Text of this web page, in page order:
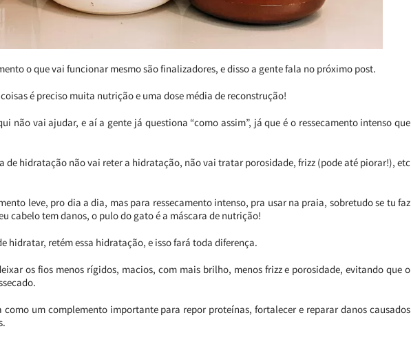
o que vai funcionar mesmo são finalizadores, e disso a gente fala no próximo post.
é preciso muita nutrição e uma dose média de reconstrução!
não vai ajudar, e aí a gente já questiona “como assim”, já que é o ressecamento intenso que
de hidratação não vai reter a hidratação, não vai tratar porosidade, frizz (pode até piorar!), etc
leve, pro dia a dia, mas para ressecamento intenso, pra usar na praia, sobretudo se tu faz
cabelo tem danos, o pulo do gato é a máscara de nutrição!
hidratar, retém essa hidratação, e isso fará toda diferença.
os fios menos rígidos, macios, com mais brilho, menos frizz e porosidade, evitando que o
como um complemento importante para repor proteínas, fortalecer e reparar danos causados